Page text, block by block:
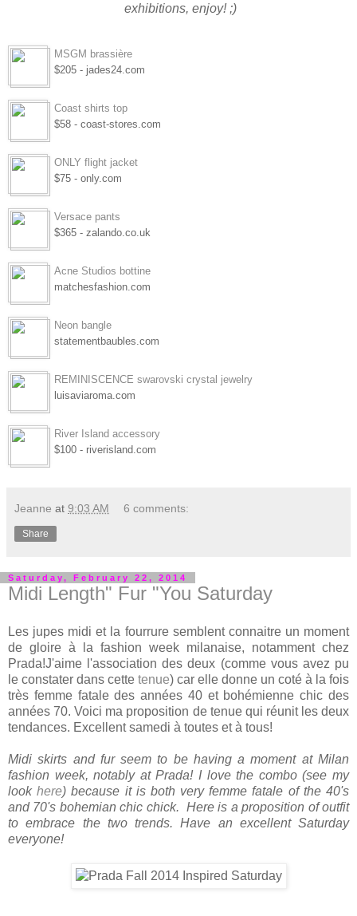
exhibitions, enjoy! ;)
MSGM brassière
$205 - jades24.com
Coast shirts top
$58 - coast-stores.com
ONLY flight jacket
$75 - only.com
Versace pants
$365 - zalando.co.uk
Acne Studios bottine
matchesfashion.com
Neon bangle
statementbaubles.com
REMINISCENCE swarovski crystal jewelry
luisaviaroma.com
River Island accessory
$100 - riverisland.com
Jeanne at 9:03 AM 6 comments:
Share
Saturday, February 22, 2014
Midi Length" Fur "You Saturday
Les jupes midi et la fourrure semblent connaitre un moment
de gloire à la fashion week milanaise, notamment chez
Prada!J'aime l'association des deux (comme vous avez pu
le constater dans cette tenue) car elle donne un coté à la fois
très femme fatale des années 40 et bohémienne chic des
années 70. Voici ma proposition de tenue qui réunit les deux
tendances. Excellent samedi à toutes et à tous!
Midi skirts and fur seem to be having a moment at Milan
fashion week, notably at Prada! I love the combo (see my
lookhere) because it is both very femme fatale of the 40's
and 70's bohemian chic chick. Here is a proposition of outfit
to embrace the two trends. Have an excellent Saturday
everyone!